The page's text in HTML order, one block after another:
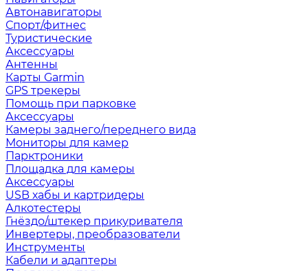
Автонавигаторы
Спорт/фитнес
Туристические
Аксессуары
Антенны
Карты Garmin
GPS трекеры
Помощь при парковке
Аксессуары
Камеры заднего/переднего вида
Мониторы для камер
Парктроники
Площадка для камеры
Аксессуары
USB хабы и картридеры
Алкотестеры
Гнёздо/штекер прикуривателя
Инвертеры, преобразователи
Инструменты
Кабели и адаптеры